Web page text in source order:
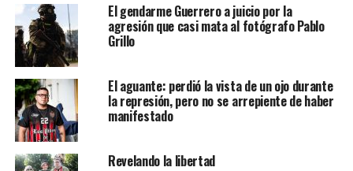
El gendarme Guerrero a juicio por la
agresión que casi mata al fotógrafo Pablo
Grillo
El aguante: perdió la vista de un ojo durante
la represión, pero no se arrepiente de haber
manifestado
Revelando la libertad